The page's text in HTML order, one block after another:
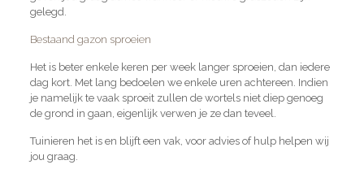
gelegd.
Bestaand gazon sproeien
Het is beter enkele keren per week langer sproeien, dan iedere
dag kort. Met lang bedoelen we enkele uren achtereen. Indien
je namelijk te vaak sproeit zullen de wortels niet diep genoeg
de grond in gaan, eigenlijk verwen je ze dan teveel.
Tuinieren het is en blijft een vak, voor advies of hulp helpen wij
jou graag.